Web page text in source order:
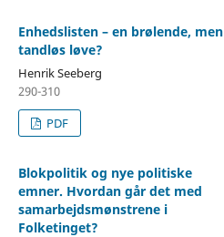
Enhedslisten – en brølende, men
tandløs løve?
Henrik Seeberg
290-310
PDF
Blokpolitik og nye politiske
emner. Hvordan går det med
samarbejdsmønstrene i
Folketinget?